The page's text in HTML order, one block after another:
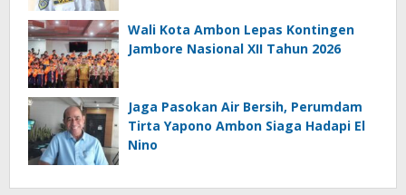
Wali Kota Ambon Lepas Kontingen
Jambore Nasional XII Tahun 2026
Jaga Pasokan Air Bersih, Perumdam
Tirta Yapono Ambon Siaga Hadapi El
Nino